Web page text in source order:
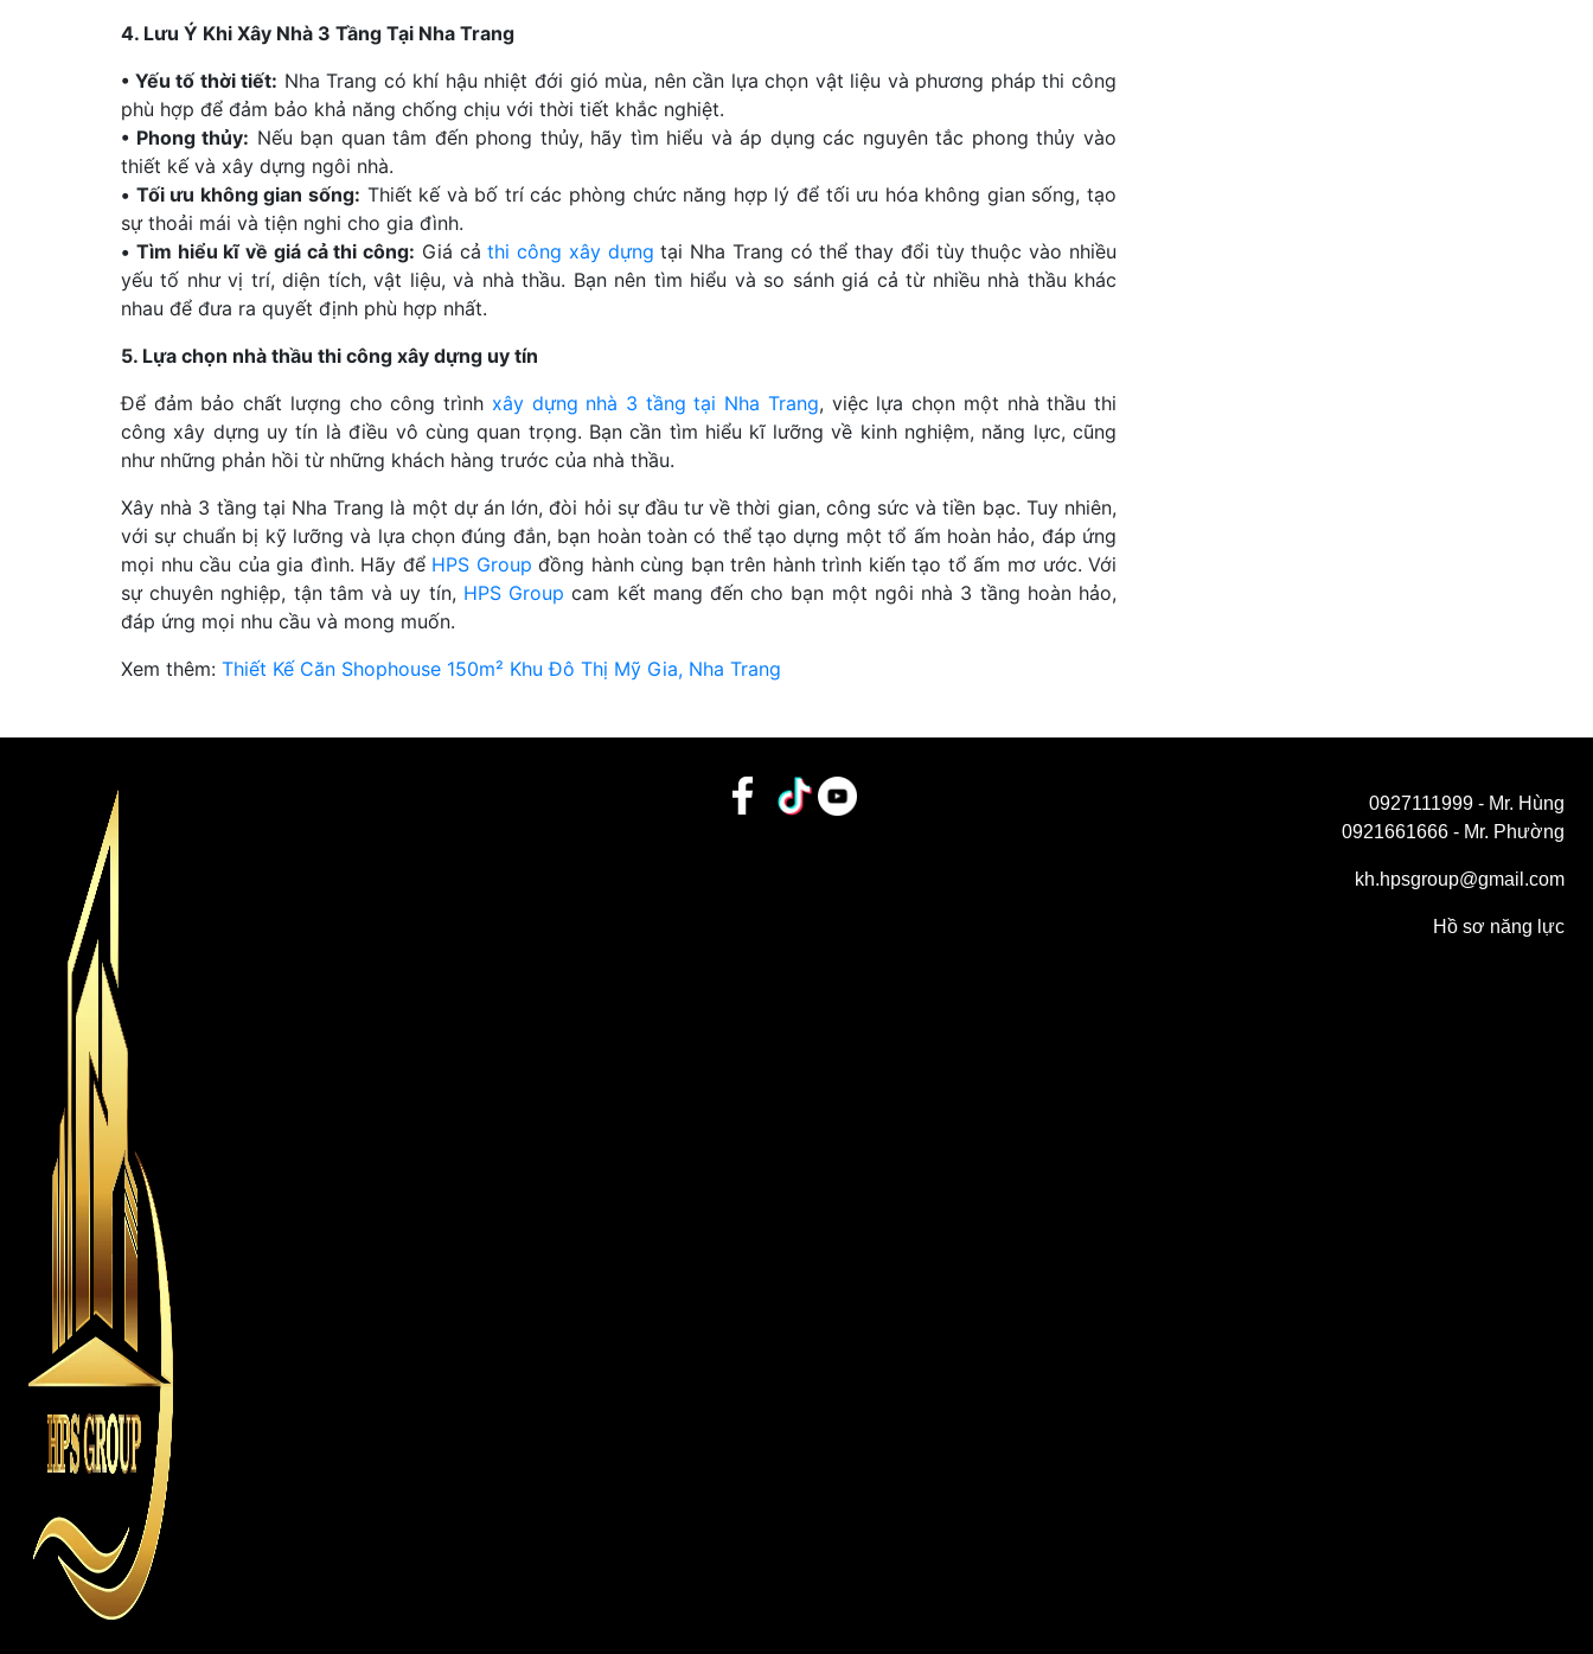
4. Lưu Ý Khi Xây Nhà 3 Tầng Tại Nha Trang
• Yếu tố thời tiết: Nha Trang có khí hậu nhiệt đới gió mùa, nên cần lựa chọn vật liệu và phương pháp thi công
phù hợp để đảm bảo khả năng chống chịu với thời tiết khắc nghiệt.
• Phong thủy: Nếu bạn quan tâm đến phong thủy, hãy tìm hiểu và áp dụng các nguyên tắc phong thủy vào
thiết kế và xây dựng ngôi nhà.
• Tối ưu không gian sống: Thiết kế và bố trí các phòng chức năng hợp lý để tối ưu hóa không gian sống, tạo
sự thoải mái và tiện nghi cho gia đình.
• Tìm hiểu kĩ về giá cả thi công: Giá cảthi công xây dựng tại Nha Trang có thể thay đổi tùy thuộc vào nhiều
yếu tố như vị trí, diện tích, vật liệu, và nhà thầu. Bạn nên tìm hiểu và so sánh giá cả từ nhiều nhà thầu khác
nhau để đưa ra quyết định phù hợp nhất.
5. Lựa chọn nhà thầu thi công xây dựng uy tín
Để đảm bảo chất lượng cho công trình xây dựng nhà 3 tầng tại Nha Trang, việc lựa chọn một nhà thầu thi
công xây dựng uy tín là điều vô cùng quan trọng. Bạn cần tìm hiểu kĩ lưỡng về kinh nghiệm, năng lực, cũng
như những phản hồi từ những khách hàng trước của nhà thầu.
Xây nhà 3 tầng tại Nha Trang là một dự án lớn, đòi hỏi sự đầu tư về thời gian, công sức và tiền bạc. Tuy nhiên,
với sự chuẩn bị kỹ lưỡng và lựa chọn đúng đắn, bạn hoàn toàn có thể tạo dựng một tổ ấm hoàn hảo, đáp ứng
mọi nhu cầu của gia đình. Hãy để HPS Group đồng hành cùng bạn trên hành trình kiến tạo tổ ấm mơ ước. Với
sự chuyên nghiệp, tận tâm và uy tín, HPS Group cam kết mang đến cho bạn một ngôi nhà 3 tầng hoàn hảo,
đáp ứng mọi nhu cầu và mong muốn.
Xem thêm: Thiết Kế Căn Shophouse 150m² Khu Đô Thị Mỹ Gia, Nha Trang
0927111999 - Mr. Hùng
0921661666 - Mr. Phường
kh.hpsgroup@gmail.com
Hồ sơ năng lực